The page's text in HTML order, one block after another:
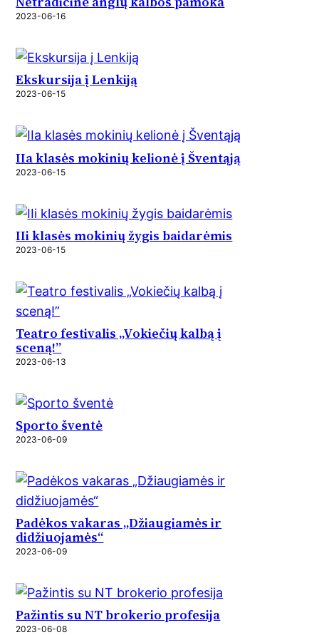
2023-06-16
Ekskursija į Lenkiją
2023-06-15
IIa klasės mokinių kelionė į Šventąją
2023-06-15
IIi klasės mokinių žygis baidarėmis
2023-06-15
Teatro festivalis „Vokiečių kalbą į
sceną!”
2023-06-13
Sporto šventė
2023-06-09
Padėkos vakaras „Džiaugiamės ir
didžiuojamės“
2023-06-09
Pažintis su NT brokerio profesija
2023-06-08